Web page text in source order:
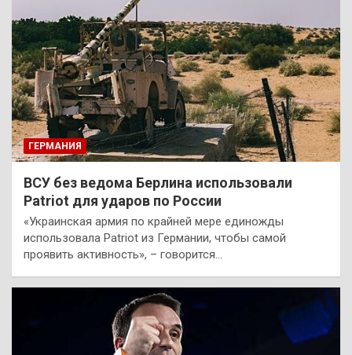
ГЕРМАНИЯ
ВСУ без ведома Берлина использовали
Patriot для ударов по России
«Украинская армия по крайней мере единожды
использовала Patriot из Германии, чтобы самой
проявить активность», – говорится…